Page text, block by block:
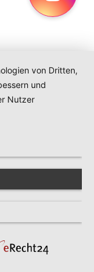
von Dritten,
und
Nutzer